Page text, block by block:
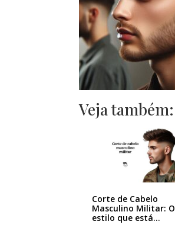
Veja também:
Corte de Cabelo
Masculino Militar: O
estilo que está…